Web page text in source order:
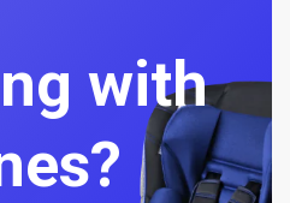
with